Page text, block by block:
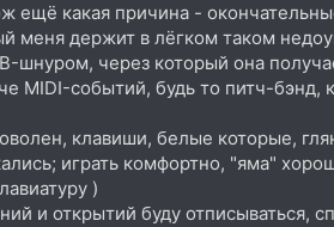
ещё какая причина -
меня держит в лёгком таком
шнуром, через который она
MIDI-событий, будь то питч-
клавиши, белые которые,
играть комфортно, "яма"
)
и открытий буду отписываться,